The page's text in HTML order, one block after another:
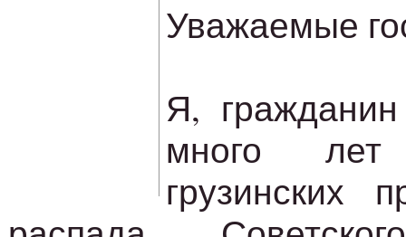
Уважаемые
Я,
много
грузинских